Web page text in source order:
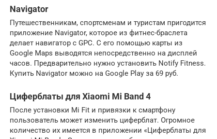
Navigator
Путешественникам, спортсменам и туристам пригодится
приложение Navigator, которое из фитнес-браслета
делает навигатор с GPC. С его помощью карты из
Google Maps выводятся непосредственно на дисплей
часов. Предварительно нужно установить Notify Fitness.
Купить Navigator можно на Google Play за 69 руб.
Циферблаты для Xiaomi Mi Band 4
Поcле установки Mi Fit и привязки к смартфону
пользователь может изменить циферблат. Огромное
количество их имеется в приложении «Циферблаты для